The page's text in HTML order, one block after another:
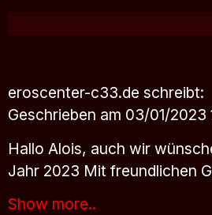
eroscenter-c33.de schreibt:
Geschrieben am 03/01/2023
Hallo Alois, auch wir
Jahr 2023 Mit freundlichen
Show more..